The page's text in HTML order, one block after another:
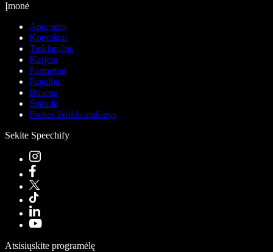
Įmonė
Apie mus
Kontaktai
Tinklaraštis
Karjera
Partneriai
Pagalba
Būsena
Spauda
Prekės ženklo rinkinys
Sekite Speechify
Atsisiųskite programėlę